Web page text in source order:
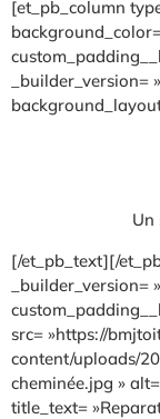
[et_pb_column
Un
[/et_pb_text][/
_builder_version=
src= »https://
content/uploads/
cheminée.jpg »
title_text=